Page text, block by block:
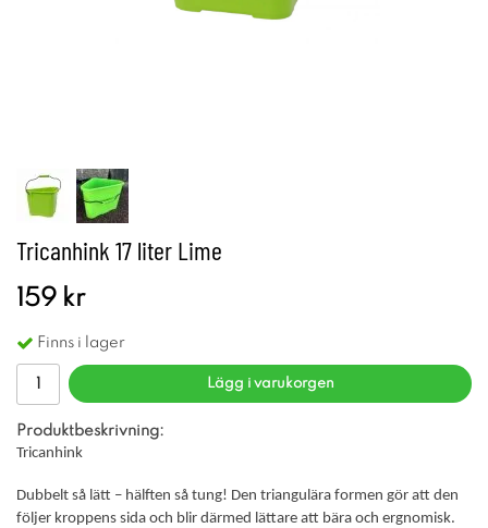
Tricanhink 17 liter Lime
159 kr
Finns i lager
Lägg i varukorgen
Produktbeskrivning:
Tricanhink
Dubbelt så lätt – hälften så tung! Den triangulära formen gör att den
följer kroppens sida och blir därmed lättare att bära och ergnomisk.